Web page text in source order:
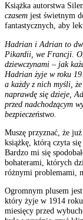
Książka autorstwa
czasem jest świetnym
fantastycznych, aby
Hadrian i Adrian to
Pikardii, we Francji.
dziewczynami – jak
Hadrian żyje w roku
a każdy z nich myśli,
naprawdę się dzieje,
przed nadchodzącym
bezpieczeństwo.
Muszę przyznać, że
książkę, którą czyta
Bardzo mi się
bohaterami, których
różnymi problemami,
Ogromnym plusem
który żyje w 1914
miesięcy przed